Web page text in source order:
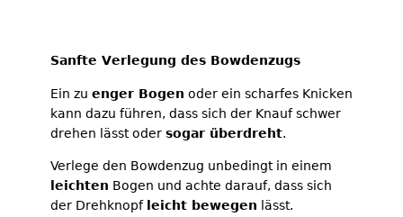
Sanfte Verlegung des Bowdenzugs
Ein zu enger Bogen oder ein scharfes Knicken
kann dazu führen, dass sich der Knauf schwer
drehen lässt oder sogar überdreht.
Verlege den Bowdenzug unbedingt in einem
leichten Bogen und achte darauf, dass sich
der Drehknopf leicht bewegen lässt.